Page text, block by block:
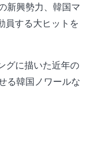
新興勢力、韓国マ
員する大ヒットを
グに描いた近年の
る韓国ノワールな